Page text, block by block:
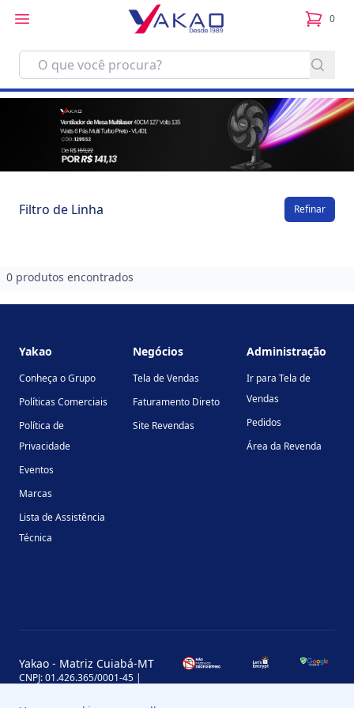
0
itens
Filtro de Linha Refinar
0 produtos encontrados
Yakao
Conheça o Grupo
Políticas Comerciais
Política de
Privacidade
Eventos
Marcas
Lista de Assistência
Técnica
Negócios
Tela de Vendas
Faturamento Direto
Site Revendas
Administração
Ir para Tela de
Vendas
Pedidos
Área da Revenda
Yakao - Matriz Cuiabá-MT
CNPJ: 01.426.365/0001-45 |